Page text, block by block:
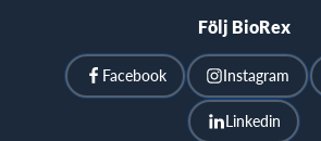
Följ BioRex
Facebook Instagram
Linkedin